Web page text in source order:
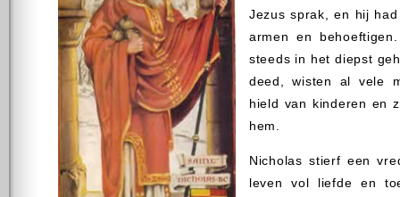
Jezus sprak, en hij
armen en
steeds in het diepst
deed, wisten al vele
hield van kinderen en
hem.
Nicholas stierf een
leven vol liefde en